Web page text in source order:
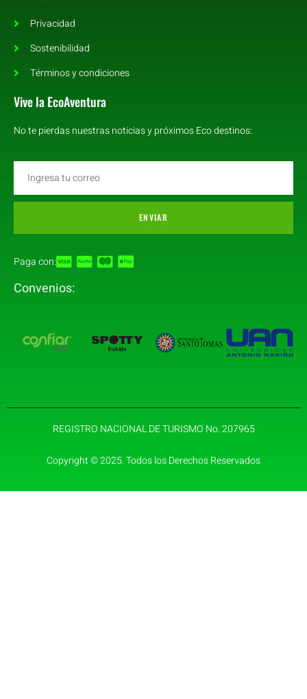
Privacidad
Sostenibilidad
Términos y condiciones
Vive la EcoAventura
No te pierdas nuestras noticias y próximos Eco destinos:
ENVIAR
Paga con:
Convenios:
REGISTRO NACIONAL DE TURISMO No. 207965
Copyright © 2025. Todos los Derechos Reservados